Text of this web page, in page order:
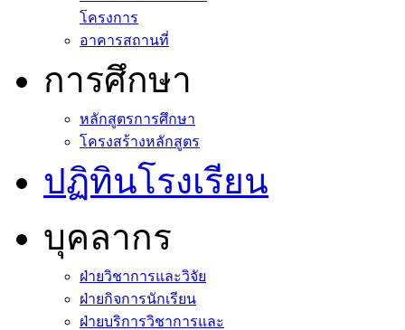
โครงการ
อาคารสถานที่
การศึกษา
หลักสูตรการศึกษา
โครงสร้างหลักสูตร
ปฏิทินโรงเรียน
บุคลากร
ฝ่ายวิชาการและวิจัย
ฝ่ายกิจการนักเรียน
ฝ่ายบริการวิชาการและ